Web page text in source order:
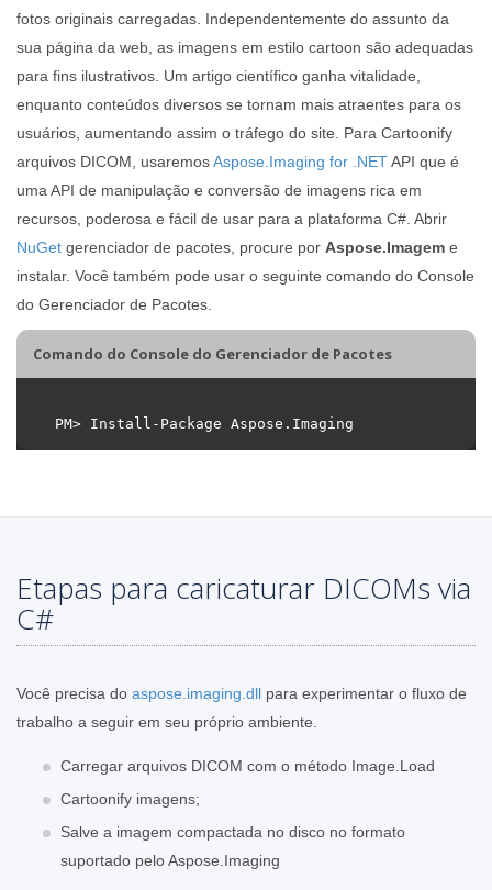
fotos originais carregadas. Independentemente do assunto da
sua página da web, as imagens em estilo cartoon são adequadas
para fins ilustrativos. Um artigo científico ganha vitalidade,
enquanto conteúdos diversos se tornam mais atraentes para os
usuários, aumentando assim o tráfego do site. Para Cartoonify
arquivos DICOM, usaremosAspose.Imaging for .NETAPI que é
uma API de manipulação e conversão de imagens rica em
recursos, poderosa e fácil de usar para a plataforma C#. Abrir
NuGet gerenciador de pacotes, procure por Aspose.Imagem e
instalar. Você também pode usar o seguinte comando do Console
do Gerenciador de Pacotes.
Comando do Console do Gerenciador de Pacotes
Etapas para caricaturar DICOMs via
C#
Você precisa do aspose.imaging.dll para experimentar o fluxo de
trabalho a seguir em seu próprio ambiente.
Carregar arquivos DICOM com o método Image.Load
Cartoonify imagens;
Salve a imagem compactada no disco no formato
suportado pelo Aspose.Imaging